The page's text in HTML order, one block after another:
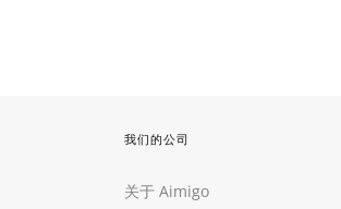
我们的公司
关于 Aimigo